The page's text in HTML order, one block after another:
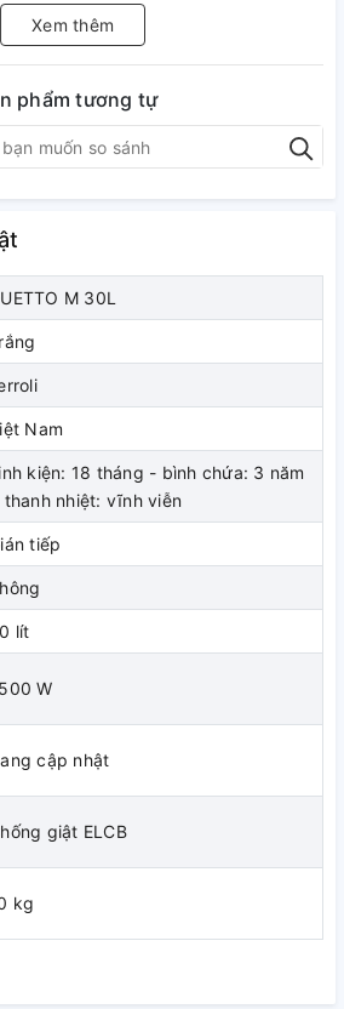
làm mềm nước, bảo vệ ruột bình và
hơn. Các chuyên gia của Ferroli đã
thanh anode Mg với kích thước lớn
và kéo dài tuổi thọ cho bình chứa
TIỆN ÍCH
nên dễ dàng hơn, người sử dụng có
sục rửa bình mà không cần phải gọi
Xem thêm
phẩm tương tự
M 30L
Nam
kiện: 18 tháng - bình chứa: 3 năm
thanh nhiệt: vĩnh viễn
tiếp
lít
W
cập nhật
giật ELCB
kg